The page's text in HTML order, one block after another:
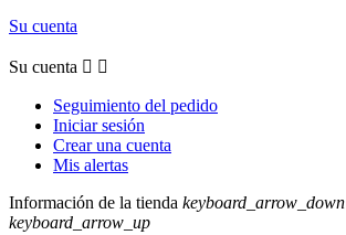
Su cuenta
Su cuenta  
Seguimiento del pedido
Iniciar sesión
Crear una cuenta
Mis alertas
Información de la tienda keyboard_arrow_down
keyboard_arrow_up